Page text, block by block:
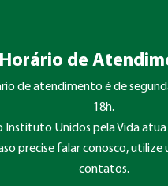
Horário de
de atendimento é de
18h.
Instituto Unidos pela Vida
precise falar conosco, utilize
contatos.